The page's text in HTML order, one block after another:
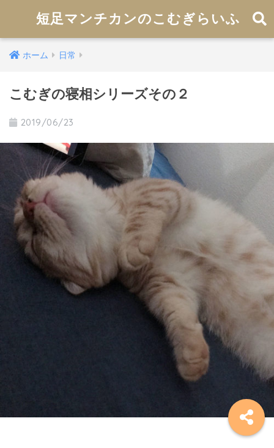
短足マンチカンのこむぎらいふ
ホーム 日常
こむぎの寝相シリーズその２
2019/06/23